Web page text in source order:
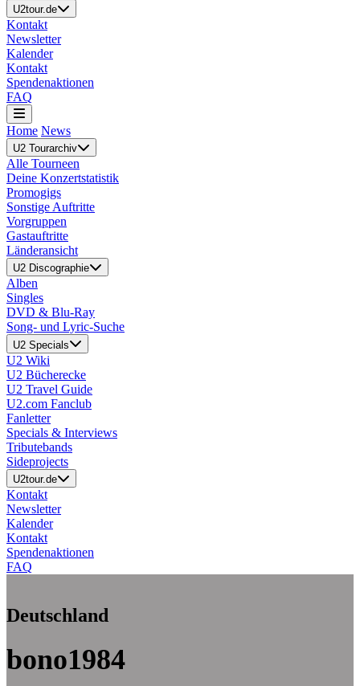
U2tour.de
Kontakt
Newsletter
Kalender
Kontakt
Spendenaktionen
FAQ
Home News
U2 Tourarchiv
Alle Tourneen
Deine Konzertstatistik
Promogigs
Sonstige Auftritte
Vorgruppen
Gastauftritte
Länderansicht
U2 Discographie
Alben
Singles
DVD & Blu-Ray
Song- und Lyric-Suche
U2 Specials
U2 Wiki
U2 Bücherecke
U2 Travel Guide
U2.com Fanclub
Fanletter
Specials & Interviews
Tributebands
Sideprojects
U2tour.de
Kontakt
Newsletter
Kalender
Kontakt
Spendenaktionen
FAQ
Deutschland
bono1984